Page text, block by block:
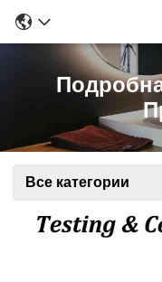
Все категории